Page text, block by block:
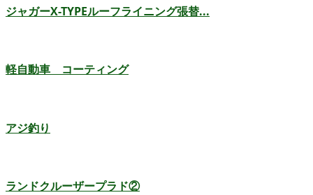
ジャガーX-TYPEルーフライニング張替...
軽自動車 コーティング
アジ釣り
ランドクルーザープラド②